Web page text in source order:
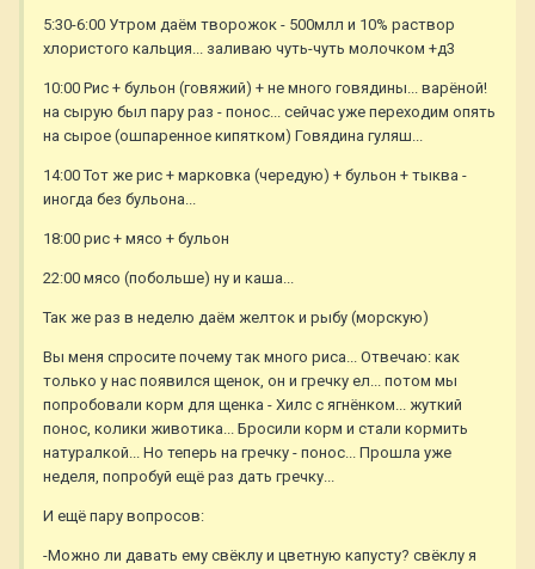
5:30-6:00 Утром даём творожок - 500млл и 10% раствор
хлористого кальция... заливаю чуть-чуть молочком +д3
10:00 Рис + бульон (говяжий) + не много говядины... варёной!
на сырую был пару раз - понос... сейчас уже переходим опять
на сырое (ошпаренное кипятком) Говядина гуляш...
14:00 Тот же рис + марковка (чередую) + бульон + тыква -
иногда без бульона...
18:00 рис + мясо + бульон
22:00 мясо (побольше) ну и каша...
Так же раз в неделю даём желток и рыбу (морскую)
Вы меня спросите почему так много риса... Отвечаю: как
только у нас появился щенок, он и гречку ел... потом мы
попробовали корм для щенка - Хилс с ягнёнком... жуткий
понос, колики животика... Бросили корм и стали кормить
натуралкой... Но теперь на гречку - понос... Прошла уже
неделя, попробуй ещё раз дать гречку...
И ещё пару вопросов:
-Можно ли давать ему свёклу и цветную капусту? свёклу я